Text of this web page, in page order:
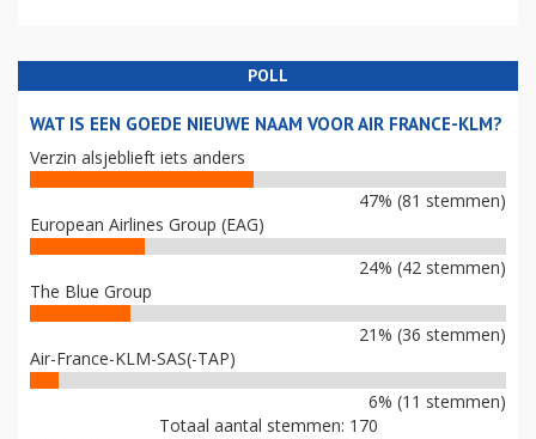
POLL
WAT IS EEN GOEDE NIEUWE NAAM VOOR AIR FRANCE-KLM?
Verzin alsjeblieft iets anders
47% (81 stemmen)
European Airlines Group (EAG)
24% (42 stemmen)
The Blue Group
21% (36 stemmen)
Air-France-KLM-SAS(-TAP)
6% (11 stemmen)
Totaal aantal stemmen: 170